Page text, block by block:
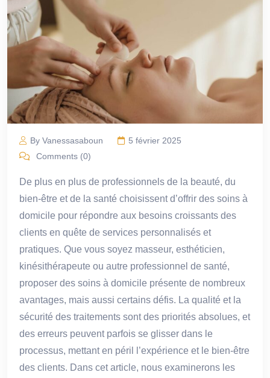
By Vanessasaboun
5 février 2025
Comments (0)
De plus en plus de professionnels de la beauté, du
bien-être et de la santé choisissent d’offrir des soins à
domicile pour répondre aux besoins croissants des
clients en quête de services personnalisés et
pratiques. Que vous soyez masseur, esthéticien,
kinésithérapeute ou autre professionnel de santé,
proposer des soins à domicile présente de nombreux
avantages, mais aussi certains défis. La qualité et la
sécurité des traitements sont des priorités absolues, et
des erreurs peuvent parfois se glisser dans le
processus, mettant en péril l’expérience et le bien-être
des clients. Dans cet article, nous examinerons les